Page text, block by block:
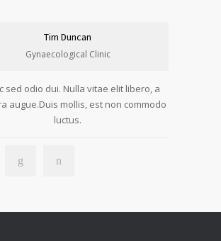
Tim Duncan
Gynaecological Clinic
sed odio dui. Nulla vitae elit libero, a
augue.Duis mollis, est non commodo
luctus.